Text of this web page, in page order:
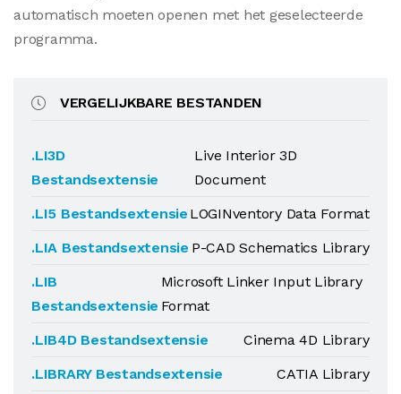
automatisch moeten openen met het geselecteerde
programma.
VERGELIJKBARE BESTANDEN
.LI3D
Bestandsextensie
Live Interior 3D
Document
.LI5 Bestandsextensie LOGINventory Data Format
.LIA Bestandsextensie P-CAD Schematics Library
.LIB
Bestandsextensie
Microsoft Linker Input Library
Format
.LIB4D Bestandsextensie
Cinema 4D Library
.LIBRARY Bestandsextensie
CATIA Library